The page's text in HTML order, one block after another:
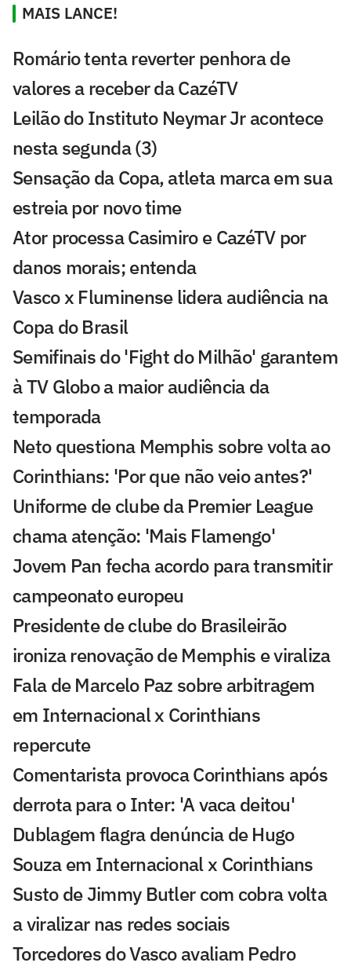
MAIS LANCE!
Romário tenta reverter penhora de
valores a receber da CazéTV
Leilão do Instituto Neymar Jr acontece
nesta segunda (3)
Sensação da Copa, atleta marca em sua
estreia por novo time
Ator processa Casimiro e CazéTV por
danos morais; entenda
Vasco x Fluminense lidera audiência na
Copa do Brasil
Semifinais do 'Fight do Milhão' garantem
à TV Globo a maior audiência da
temporada
Neto questiona Memphis sobre volta ao
Corinthians: 'Por que não veio antes?'
Uniforme de clube da Premier League
chama atenção: 'Mais Flamengo'
Jovem Pan fecha acordo para transmitir
campeonato europeu
Presidente de clube do Brasileirão
ironiza renovação de Memphis e viraliza
Fala de Marcelo Paz sobre arbitragem
em Internacional x Corinthians
repercute
Comentarista provoca Corinthians após
derrota para o Inter: 'A vaca deitou'
Dublagem flagra denúncia de Hugo
Souza em Internacional x Corinthians
Susto de Jimmy Butler com cobra volta
a viralizar nas redes sociais
Torcedores do Vasco avaliam Pedro